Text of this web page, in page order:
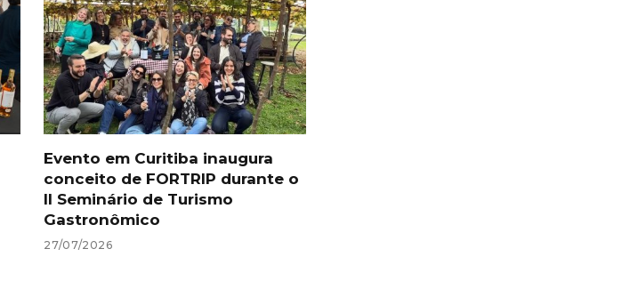
Evento em Curitiba inaugura
conceito de FORTRIP durante o
II Seminário de Turismo
Gastronômico
27/07/2026